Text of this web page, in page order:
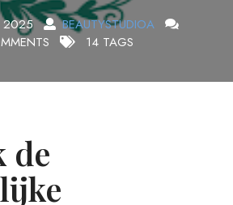
2025
BEAUTYSTUDIOA
14 TAGS
de